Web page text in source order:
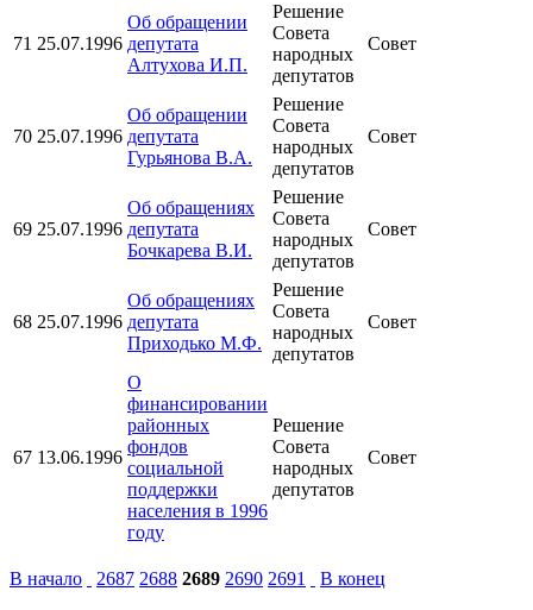
71 25.07.1996
Об обращении
депутата
Алтухова И.П.
Решение
Совета
народных
депутатов
Совет
70 25.07.1996
Об обращении
депутата
Гурьянова В.А.
Решение
Совета
народных
депутатов
Совет
69 25.07.1996
Об обращениях
депутата
Бочкарева В.И.
Решение
Совета
народных
депутатов
Совет
68 25.07.1996
Об обращениях
депутата
Приходько М.Ф.
Решение
Совета
народных
депутатов
Совет
67 13.06.1996
О
финансировании
районных
фондов
социальной
поддержки
населения в 1996
году
Решение
Совета
народных
депутатов
Совет
В начало 2687 2688 2689 2690 2691 В конец